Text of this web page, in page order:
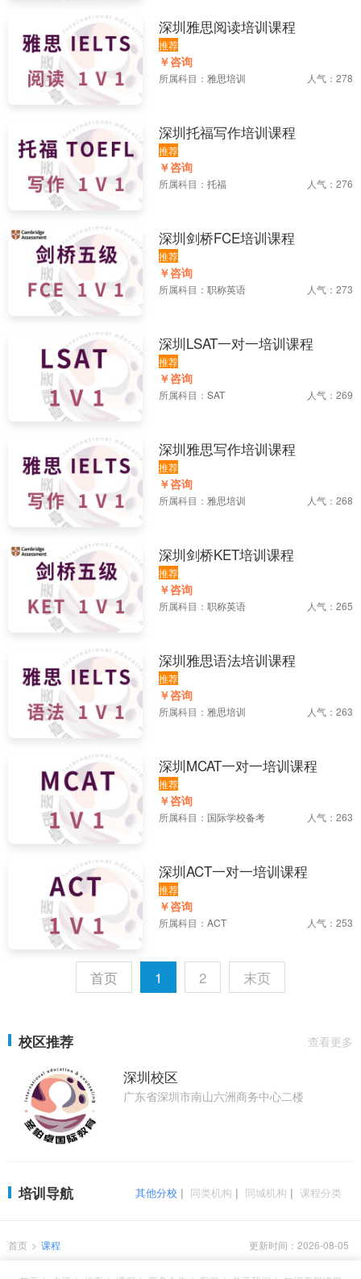
深圳雅思阅读培训课程
推荐
￥咨询
所属科目： 雅思培训 人气：278
深圳托福写作培训课程
推荐
￥咨询
所属科目： 托福 人气：276
深圳剑桥FCE培训课程
推荐
￥咨询
所属科目： 职称英语 人气：273
深圳LSAT一对一培训课程
推荐
￥咨询
所属科目： SAT 人气：269
深圳雅思写作培训课程
推荐
￥咨询
所属科目： 雅思培训 人气：268
深圳剑桥KET培训课程
推荐
￥咨询
所属科目： 职称英语 人气：265
深圳雅思语法培训课程
推荐
￥咨询
所属科目： 雅思培训 人气：263
深圳MCAT一对一培训课程
推荐
￥咨询
所属科目： 国际学校备考 人气：263
深圳ACT一对一培训课程
推荐
￥咨询
所属科目： ACT 人气：253
首页 1 2 末页
校区推荐 查看更多
深圳校区
广东省深圳市南山六洲商务中心二楼
其他分校 | 同类机构 | 同城机构 | 课程分类
培训导航
首页 > 课程 更新时间：2026-08-05